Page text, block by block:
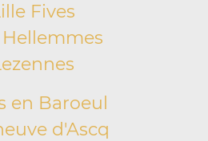
Fives
en Baroeul
d'Ascq